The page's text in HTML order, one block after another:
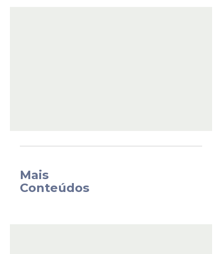
8 de maio é a data-limite para:
tirar o título de eleitor;
Mais
Conteúdos